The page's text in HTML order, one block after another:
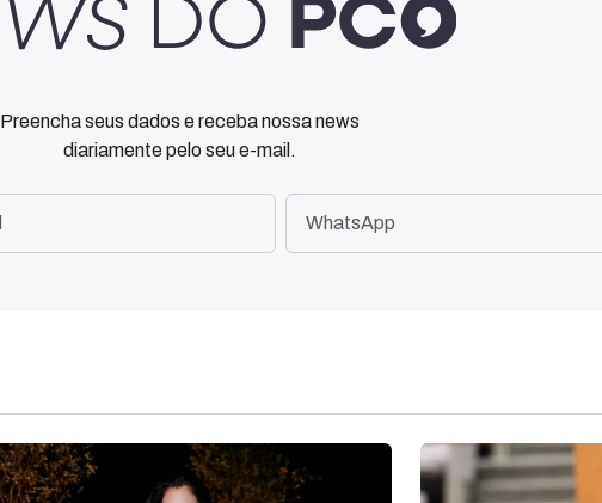
Preencha seus dados e receba nossa news
diariamente pelo seu e-mail.